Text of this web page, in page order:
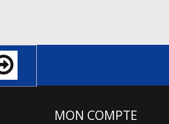
MON COMPTE